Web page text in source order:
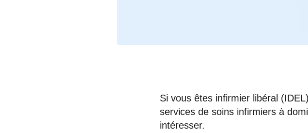
Si vous êtes infirmier libéral
services de soins infirmiers à
intéresser.